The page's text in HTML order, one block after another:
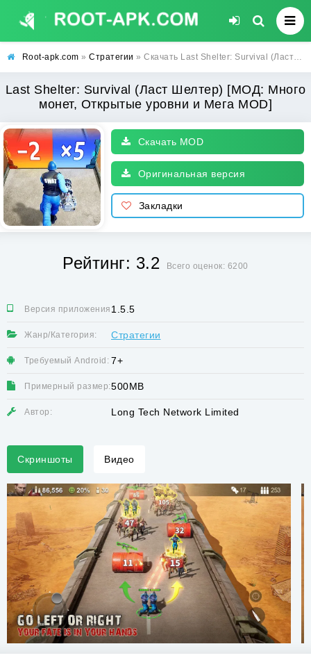
Root-apk.com » Стратегии » Скачать Last Shelter: Survival (Ласт Шелтер) [МОД: Много монет, Открытые уровни и Мега MOD] | Взлом Last Shelter: Survival на Андроид
Last Shelter: Survival (Ласт Шелтер) [МОД: Много
монет, Открытые уровни и Мега MOD]
Скачать MOD
Оригинальная версия
Закладки
Рейтинг: 3.2 Всего оценок: 6200
Версия приложения:1.5.5
Жанр/Категория: Стратегии
Требуемый Android: 7+
Примерный размер:500MB
Автор: Long Tech Network Limited
Скриншоты Видео